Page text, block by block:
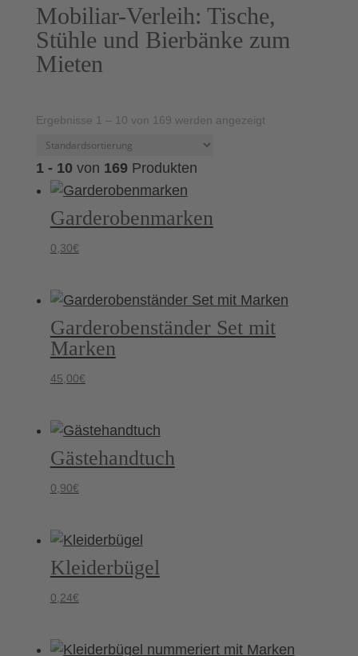
Mobiliar-Verleih: Tische,
Stühle und Bierbänke zum
Mieten
Ergebnisse 1 – 10 von 169 werden angezeigt
1 - 10 von 169Produkten
Garderobenmarken
0,30€
Garderobenständer Set mit
Marken
45,00€
Gästehandtuch
0,90€
Kleiderbügel
0,24€